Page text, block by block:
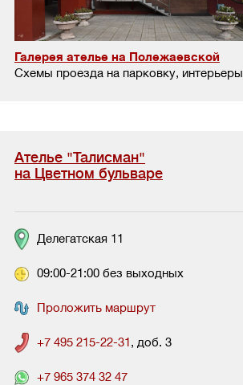
Галерея ателье на Полежаевской
Схемы проезда на парковку, интерьеры
Ателье "Талисман"
на Цветном бульваре
Делегатская 11
09:00-21:00 без выходных
Проложить маршрут
+7 495 215-22-31 , доб. 3
+7 965 374 32 47